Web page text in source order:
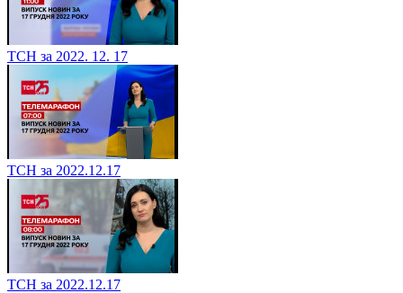
ТСН за 2022. 12. 17
ТСН за 2022.12.17
ТСН за 2022.12.17